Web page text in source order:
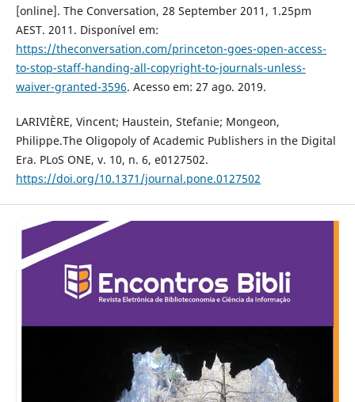
[online]. The Conversation, 28 September 2011, 1.25pm
AEST. 2011. Disponível em:
https://theconversation.com/princeton-goes-open-access-
to-stop-staff-handing-all-copyright-to-journals-unless-
waiver-granted-3596. Acesso em: 27 ago. 2019.
LARIVIÈRE, Vincent; Haustein, Stefanie; Mongeon,
Philippe.The Oligopoly of Academic Publishers in the Digital
Era. PLoS ONE, v. 10, n. 6, e0127502.
https://doi.org/10.1371/journal.pone.0127502